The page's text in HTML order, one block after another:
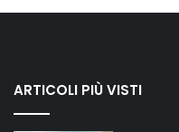
ARTICOLI PIÙ VISTI